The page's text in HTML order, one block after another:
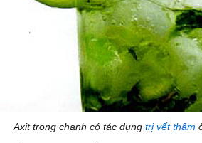
Axit trong chanh có tác dụng trị vết thâm